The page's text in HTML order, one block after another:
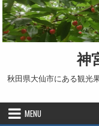
Skip to content
神
秋田県大仙市にある観光
MENU